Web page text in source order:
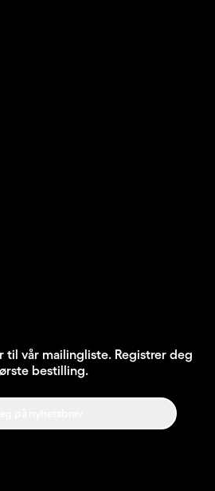
til vår mailingliste. Registrer deg
bestilling.